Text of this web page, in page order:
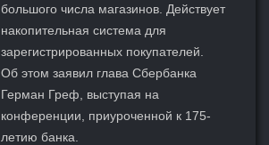
большого числа магазинов. Действует
накопительная система для
зарегистрированных покупателей.
Об этом заявил глава Сбербанка
Герман Греф, выступая на
конференции, приуроченной к 175-
летию банка.